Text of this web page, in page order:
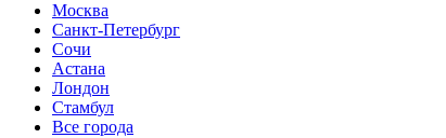
Москва
Санкт-Петербург
Сочи
Астана
Лондон
Стамбул
Все города